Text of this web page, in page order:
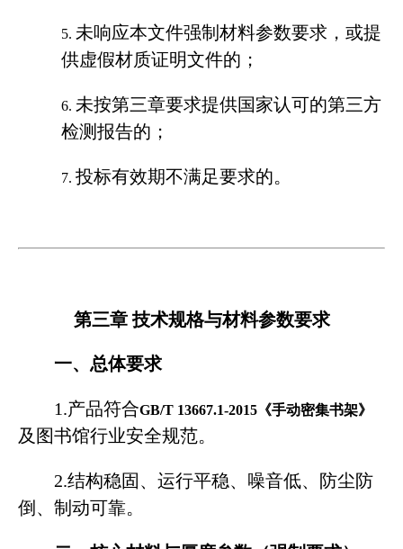
5. 未响应本文件强制材料参数要求，或提
供虚假材质证明文件的；
6. 未按第三章要求提供国家认可的第三方
检测报告的；
7. 投标有效期不满足要求的。
第三章 技术规格与材料参数要求
一、总体要求
1.产品符合GB/T 13667.1-2015 《手动密集书架》
及图书馆行业安全规范。
2.结构稳固、运行平稳、噪音低、防尘防
倒、制动可靠。